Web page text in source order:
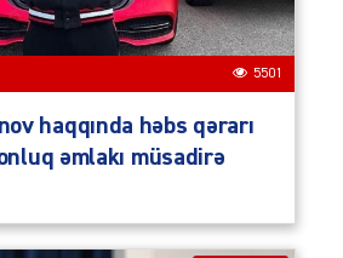
5501
haqqında həbs qərarı
əmlakı müsadirə